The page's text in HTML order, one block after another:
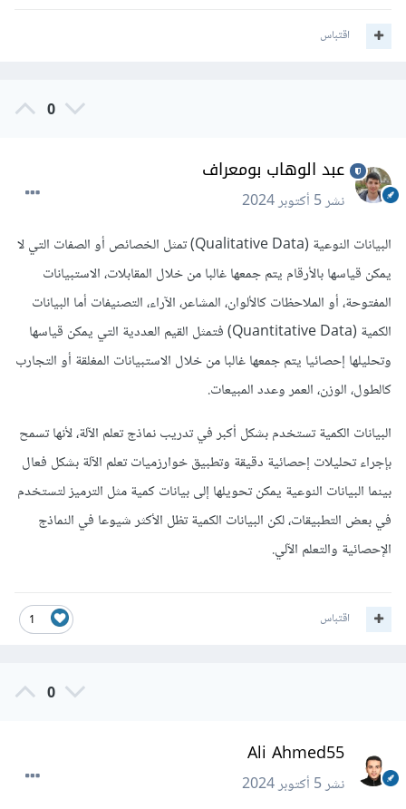
غيرها الكثير.
فغالبًا ما تجد بيانات رقمية و بيانات نصية تصنف الشخص، لذلك لا
الرقمية يمكن أن تستعمل و يتم تحليلها سواء بنماذج تعلم آلة أو
بطرق تقليدية لإنتاج البيانات غير الرقمية، فيمكنك تحليل عدد
جزئي، أو تدريب نموذج تعلم آلة لتوقع عدد الأطفال بناء على بيانات
أخرى. لذلك يمكنك اعتبار ال qulatitave data على أنها أعلى
مستوى من ال quantitave data فهي نتاج تحليل.
تحياتي.
اقتباس
0
عبد الوهاب بومعراف
نشر5 أكتوبر 2024
البيانات النوعية (Qualitative Data) تمثل الخصائص أو الصفات التي لا
يمكن قياسها بالأرقام يتم جمعها غالبا من خلال المقابلات، الاستبيانات
المفتوحة، أو الملاحظات كالألوان، المشاعر، الآراء، التصنيفات أما البيانات
الكمية (Quantitative Data) فتمثل القيم العددية التي يمكن قياسها
وتحليلها إحصائيا يتم جمعها غالبا من خلال الاستبيانات المغلقة أو التجارب
كالطول، الوزن، العمر وعدد المبيعات.
البيانات الكمية تستخدم بشكل أكبر في تدريب نماذج تعلم الآلة، لأنها تسمح
بإجراء تحليلات إحصائية دقيقة وتطبيق خوارزميات تعلم الآلة بشكل فعال
بينما البيانات النوعية يمكن تحويلها إلى بيانات كمية مثل الترميز لتستخدم
في بعض التطبيقات، لكن البيانات الكمية تظل الأكثر شيوعا في النماذج
الإحصائية والتعلم الآلي.
1 اقتباس
0
Ali Ahmed55
نشر5 أكتوبر 2024